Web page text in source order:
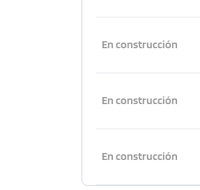
En construcción
En construcción
En construcción